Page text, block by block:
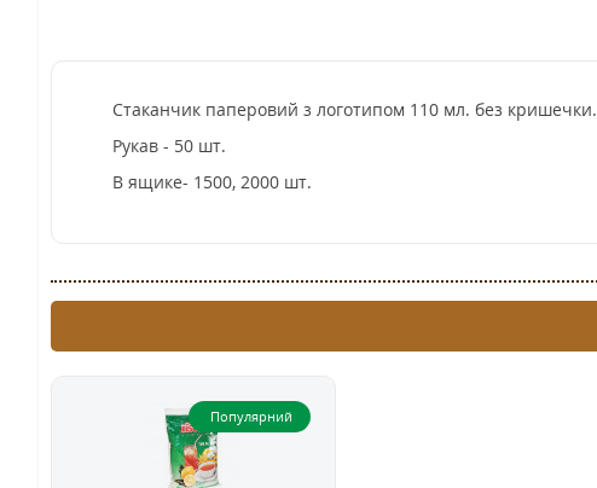
Стаканчик паперовий з логотипом 110 мл. без кришечки.
Рукав - 50 шт.
В ящике- 1500, 2000 шт.
Популярний